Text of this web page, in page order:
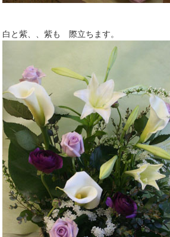
白と紫、、紫も 際立ちます。